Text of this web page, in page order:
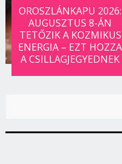
OROSZLÁNKAPU 2026:
AUGUSZTUS 8-ÁN
TETŐZIK A KOZMIKUS
ENERGIA – EZT HOZZA
A CSILLAGJEGYEDNEK